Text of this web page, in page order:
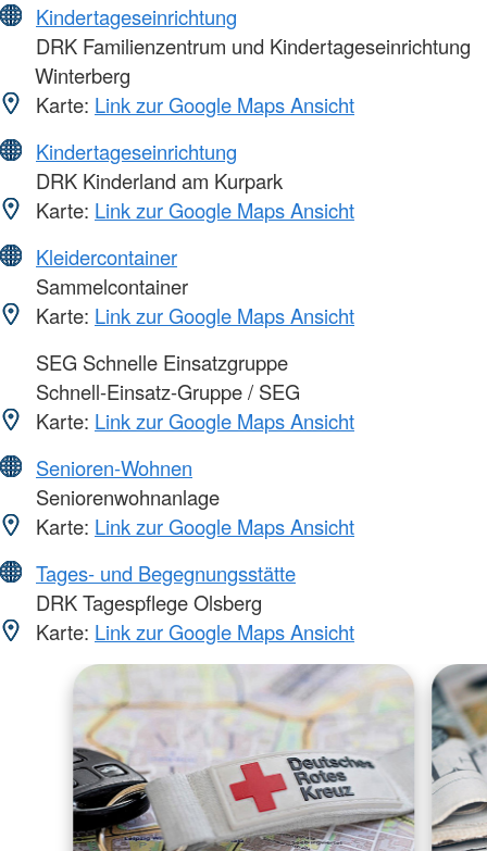
Kindertageseinrichtung
DRK Familienzentrum und Kindertageseinrichtung
Winterberg
Karte: Link zur Google Maps Ansicht
Kindertageseinrichtung
DRK Kinderland am Kurpark
Karte: Link zur Google Maps Ansicht
Kleidercontainer
Sammelcontainer
Karte: Link zur Google Maps Ansicht
SEG Schnelle Einsatzgruppe
Schnell-Einsatz-Gruppe / SEG
Karte: Link zur Google Maps Ansicht
Senioren-Wohnen
Seniorenwohnanlage
Karte: Link zur Google Maps Ansicht
Tages- und Begegnungsstätte
DRK Tagespflege Olsberg
Karte: Link zur Google Maps Ansicht